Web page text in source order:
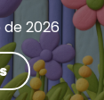
de 2026